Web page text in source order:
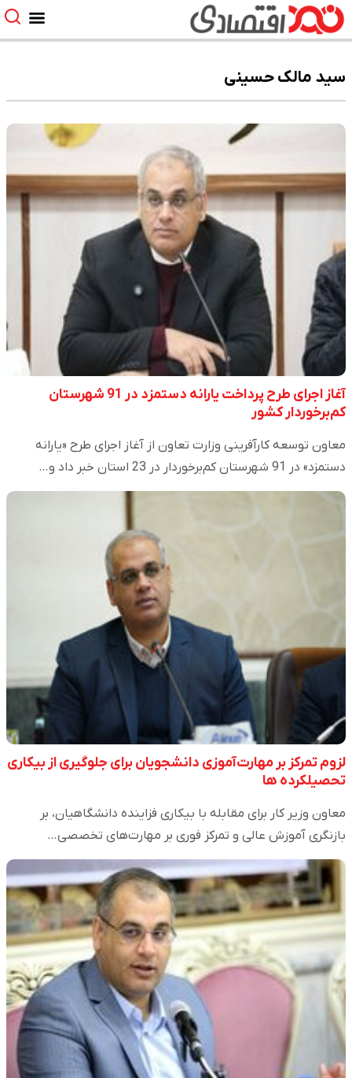
سید مالک حسینی
آغاز اجرای طرح پرداخت یارانه دستمزد در 91 شهرستان
کم‌برخوردار کشور
معاون توسعه کارآفرینی وزارت تعاون از آغاز اجرای طرح «یارانه
دستمزد» در 91 شهرستان کم‌برخوردار در 23 استان خبر داد و…
لزوم تمرکز بر مهارت‌آموزی دانشجویان برای جلوگیری از بیکاری
تحصیلکرده ها
معاون وزیر کار برای مقابله با بیکاری فزاینده دانشگاهیان، بر
بازنگری آموزش عالی و تمرکز فوری بر مهارت‌های تخصصی…